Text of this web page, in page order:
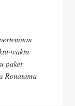
waktu
paket
Ronatama